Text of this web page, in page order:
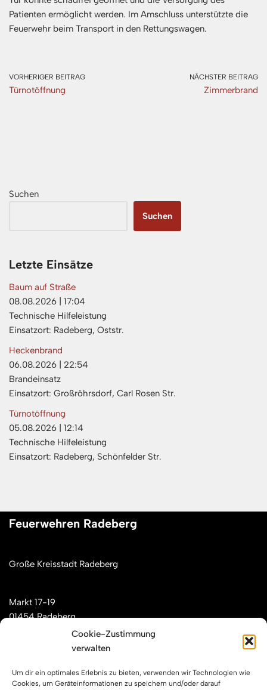
Cookie-Zustimmung
verwalten
Um dir ein optimales Erlebnis zu bieten, verwenden wir Technologien wie
Cookies, um Geräteinformationen zu speichern und/oder darauf
Patienten ermöglicht werden. Im Amschluss unterstützte die
Feuerwehr beim Transport in den Rettungswagen.
VORHERIGER BEITRAG
Türnotöffnung
NÄCHSTER BEITRAG
Zimmerbrand
Suchen
Suchen
Letzte Einsätze
Baum auf Straße
08.08.2026
17:04
Technische Hilfeleistung
Einsatzort: Radeberg, Oststr.
Heckenbrand
06.08.2026
22:54
Brandeinsatz
Einsatzort: Großröhrsdorf, Carl Rosen Str.
Türnotöffnung
05.08.2026
12:14
Technische Hilfeleistung
Einsatzort: Radeberg, Schönfelder Str.
Feuerwehren Radeberg
Große Kreisstadt Radeberg
Markt 17-19
01454 Radeberg
Mail: kontakt[at]feuerwehren-radeberg.de
Feuerwehren Radeberg im Internet